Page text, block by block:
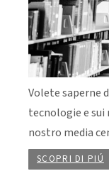
Volete saperne
tecnologie e
nostro media
SCOPRI DI PIÚ